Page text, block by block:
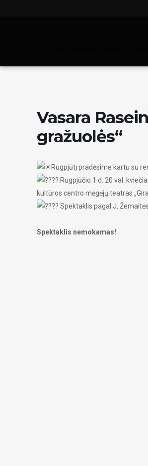
Vasara
gražuolės“
Rugpjūtį pradėsime kartu su
Rugpjūčio 1 d. 20 val.
kultūros centro mėgėjų teatras
Spektaklis pagal J.
Spektaklis nemokamas!